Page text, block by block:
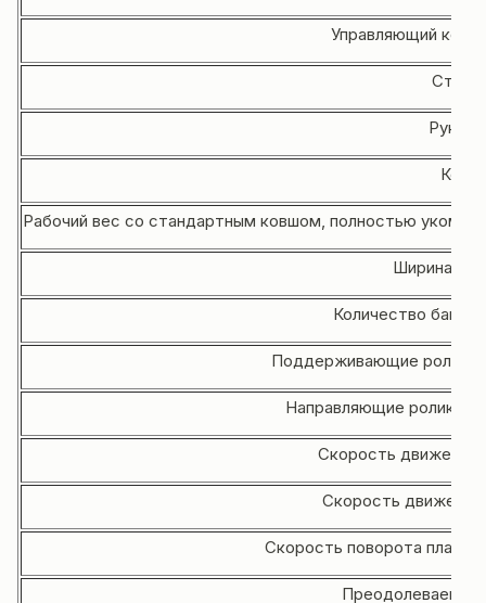
Управляющий
Рабочий вес со стандартным ковшом, полностью
Ширина
Количество
Поддерживающие ролики
Направляющие ролики
Скорость движения
Скорость движения
Скорость поворота
Преодолеваемый